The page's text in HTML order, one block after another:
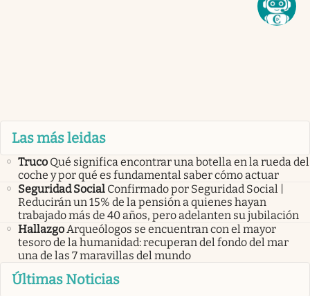
Las más leidas
Truco Qué significa encontrar una botella en la rueda del
coche y por qué es fundamental saber cómo actuar
Seguridad Social Confirmado por Seguridad Social |
Reducirán un 15% de la pensión a quienes hayan
trabajado más de 40 años, pero adelanten su jubilación
HallazgoArqueólogos se encuentran con el mayor
tesoro de la humanidad: recuperan del fondo del mar
una de las 7 maravillas del mundo
Últimas Noticias